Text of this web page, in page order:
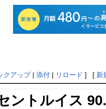
クアップ| 添付 | リロード ] [ 新
ントルイス